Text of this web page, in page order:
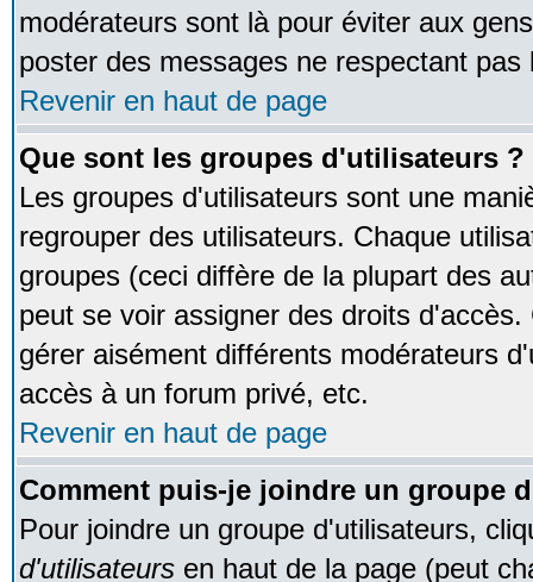
modérateurs sont là pour éviter aux
poster des messages ne respectant pas
Revenir en haut de page
Que sont les groupes d'utilisateurs ?
Les groupes d'utilisateurs sont une
regrouper des utilisateurs. Chaque
groupes (ceci diffère de la plupart des
peut se voir assigner des droits
gérer aisément différents modérateurs
accès à un forum privé, etc.
Revenir en haut de page
Comment puis-je joindre un groupe
Pour joindre un groupe d'utilisateurs,
d'utilisateurs en haut de la page (peut